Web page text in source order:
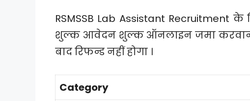
RSMSSB Lab Assistant Recruitment
शुल्क आवेदन शुल्क ऑनलाइन जमा
बाद रिफन्ड नहीं होगा ।
Category